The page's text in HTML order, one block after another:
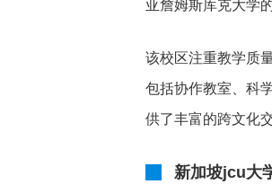
亚詹姆斯库克大学
该校区注重教学质
包括协作教室、科
供了丰富的跨文化
新加坡jcu大